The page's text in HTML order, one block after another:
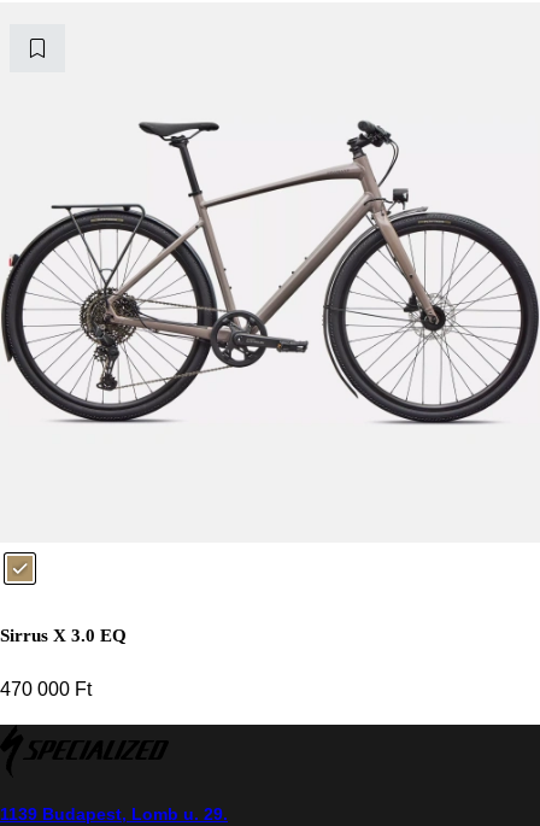
Sirrus X 3.0 EQ
470 000 Ft
1139 Budapest, Lomb u. 29.